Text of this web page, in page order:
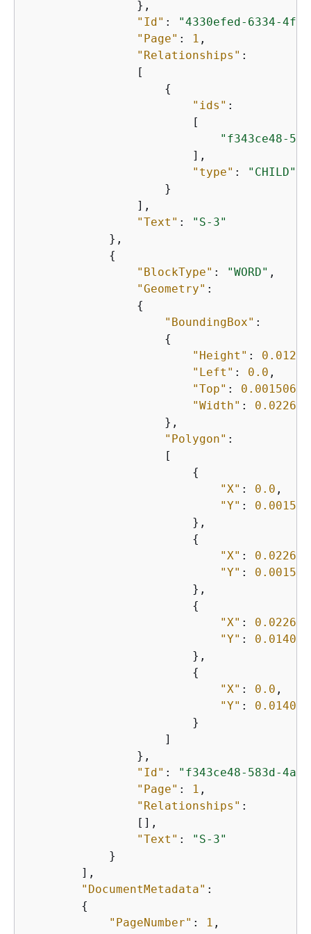
                },
"Id" :
"4330efed-6334-
"Page" : 1 ,
"Relationships" :
                [
{
"ids" :
                        [
"f343ce48-
                        ],
"type" :
"CHILD"
                    }
                ],
"Text" :
"S-3"
            },
{
"BlockType" : "WORD" ,
"Geometry" :
{
"BoundingBox" :
{
"Height" :
"Left" : 0.0 ,
"Top" :
"Width" :
                    },
"Polygon" :
                    [
{
"X" : 0.0 ,
"Y" :
                        },
{
"X" :
"Y" :
                        },
{
"X" :
"Y" :
                        },
{
"X" : 0.0 ,
"Y" :
                        }
                    ]
                },
"Id" :
"f343ce48-583d-
"Page" : 1 ,
"Relationships" :
                [],
"Text" :
"S-3"
            }
        ],
"DocumentMetadata" :
{
"PageNumber" : 1 ,